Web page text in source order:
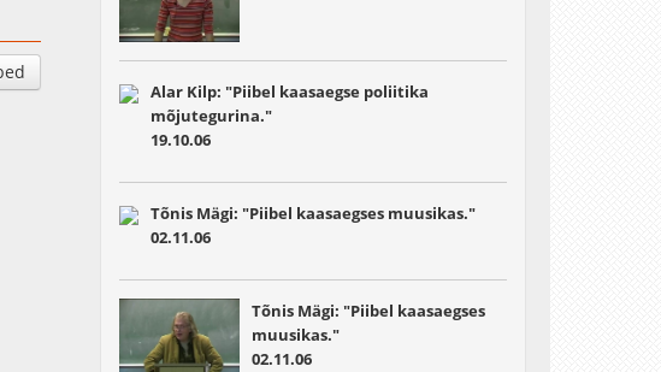
Alar Kilp: "Piibel kaasaegse poliitika
mõjutegurina."
19.10.06
Tõnis Mägi: "Piibel kaasaegses muusikas."
02.11.06
Tõnis Mägi: "Piibel kaasaegses
muusikas."
02.11.06